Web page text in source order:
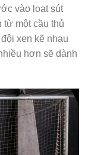
vào loạt sút
từ một cầu thủ
xen kẽ nhau
hơn sẽ dành